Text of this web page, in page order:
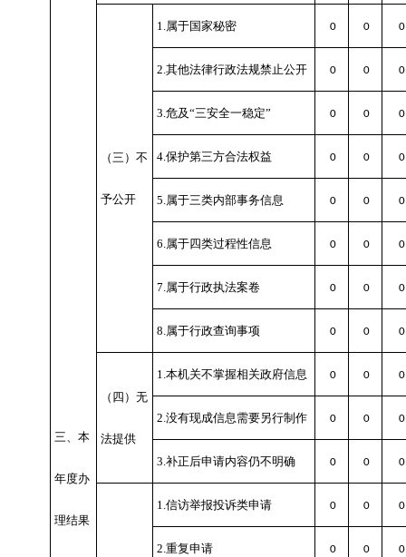
三、本
年度办
理结果
（三）不
予公开
1.属于国家秘密 0 0 0
2.其他法律行政法规禁止公开 0 0 0
3.危及“三安全一稳定” 0 0 0
4.保护第三方合法权益 0 0 0
5.属于三类内部事务信息 0 0 0
6.属于四类过程性信息 0 0 0
7.属于行政执法案卷 0 0 0
8.属于行政查询事项 0 0 0
（四）无
法提供
1.本机关不掌握相关政府信息 0 0 0
2.没有现成信息需要另行制作 0 0 0
3.补正后申请内容仍不明确 0 0 0
1.信访举报投诉类申请 0 0 0
2.重复申请 0 0 0